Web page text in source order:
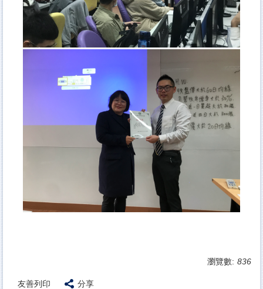
瀏覽數: 836
友善列印 分享